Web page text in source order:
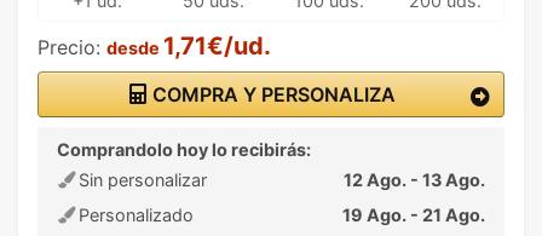
Precio: desde 1,71€/ud.
COMPRA Y PERSONALIZA
Comprandolo hoy lo recibirás:
Sin personalizar
12 Ago. - 13 Ago.
Personalizado
19 Ago. - 21 Ago.